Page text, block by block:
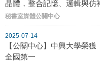
晶體，整合記憶、邏輯與
秘書室媒體公關中心
2025-07-14
【公關中心】中興大學榮
全國第一